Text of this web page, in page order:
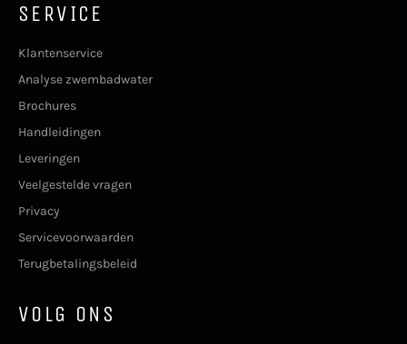
SERVICE
Klantenservice
Analyse zwembadwater
Brochures
Handleidingen
Leveringen
Veelgestelde vragen
Privacy
Servicevoorwaarden
Terugbetalingsbeleid
VOLG ONS